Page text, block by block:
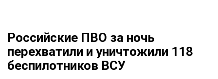
Российские ПВО за ночь
перехватили и уничтожили 118
беспилотников ВСУ